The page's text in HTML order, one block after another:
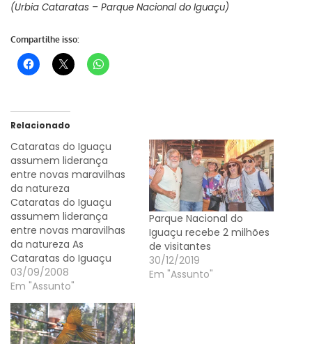
(Urbia Cataratas – Parque Nacional do Iguaçu)
Compartilhe isso:
Relacionado
Cataratas do Iguaçu
assumem liderança
entre novas maravilhas
da natureza
Cataratas do Iguaçu
assumem liderança
entre novas maravilhas
da natureza As
Cataratas do Iguaçu
assumiram nesta
quarta-feira (3) a
liderança do ranking de
atrações que disputam a
eleição mundial das
03/09/2008
Em "Assunto"
Parque Nacional do
Iguaçu recebe 2 milhões
de visitantes
30/12/2019
Em "Assunto"